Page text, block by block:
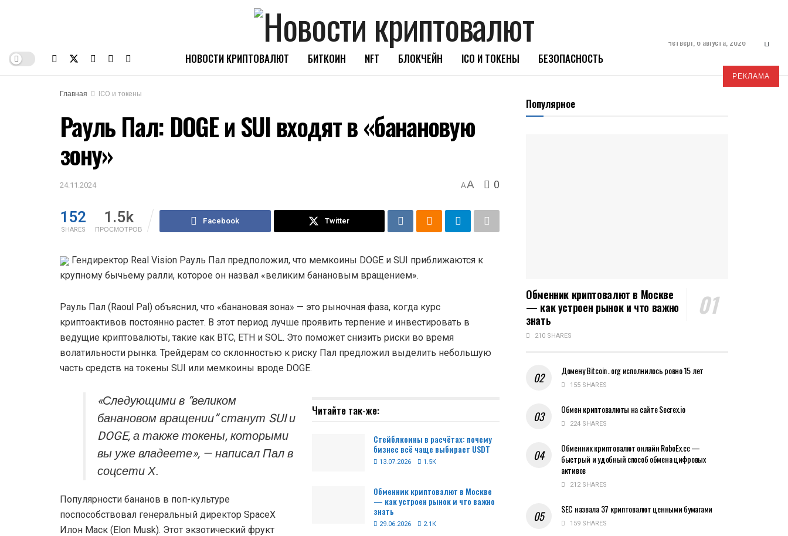
НОВОСТИ КРИПТОВАЛЮТ БИТКОИН NFT БЛОКЧЕЙН ICO И ТОКЕНЫ БЕЗОПАСНОСТЬ
Четверг, 6 августа, 2026
РЕКЛАМА
Главная
ICO и токены
Рауль Пал: DOGE и SUI входят в «банановую
зону»
24.11.2024 AA 0
152
SHARES
1.5k
ПРОСМОТРОВ
Facebook Twitter
Гендиректор Real Vision Рауль Пал предположил, что мемкоины DOGE и SUI приближаются к
крупному бычьему ралли, которое он назвал «великим банановым вращением».
Рауль Пал (Raoul Pal) объяснил, что «банановая зона» — это рыночная фаза, когда курс
криптоактивов постоянно растет. В этот период лучше проявить терпение и инвестировать в
ведущие криптовалюты, такие как BTC, ETH и SOL. Это поможет снизить риски во время
волатильности рынка. Трейдерам со склонностью к риску Пал предложил выделить небольшую
часть средств на токены SUI или мемкоины вроде DOGE.
Читайте так-же:
Стейблкоины в расчётах: почему
бизнес всё чаще выбирает USDT
13.07.2026 1.5K
Обменник криптовалют в Москве
— как устроен рынок и что важно
знать
29.06.2026 2.1K
«Следующими в “великом
банановом вращении” станут SUI и
DOGE, а также токены, которыми
вы уже владеете», — написал Пал в
соцсети Х.
Популярности бананов в поп-культуре
поспособствовал генеральный директор SpaceX
Илон Маск (Elon Musk). Этот экзотический фрукт
Популярное
Обменник криптовалют в Москве
— как устроен рынок и что важно
знать
210 SHARES
Домену Bitcoin․org исполнилось ровно 15 лет
155 SHARES
Обмен криптовалюты на сайте Secrex.io
224 SHARES
Обменник криптовалют онлайн RoboEx.cc —
быстрый и удобный способ обмена цифровых
активов
212 SHARES
SEC назвала 37 криптовалют ценными бумагами
159 SHARES